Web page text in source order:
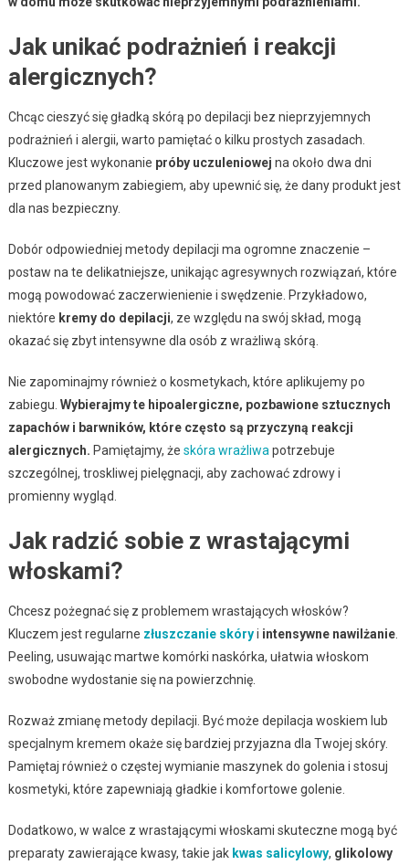
Jak unikać podrażnień i reakcji
alergicznych?
Chcąc cieszyć się gładką skórą po depilacji bez nieprzyjemnych
podrażnień i alergii, warto pamiętać o kilku prostych zasadach.
Kluczowe jest wykonanie próby uczuleniowej na około dwa dni
przed planowanym zabiegiem, aby upewnić się, że dany produkt jest
dla nas bezpieczny.
Dobór odpowiedniej metody depilacji ma ogromne znaczenie –
postaw na te delikatniejsze, unikając agresywnych rozwiązań, które
mogą powodować zaczerwienienie i swędzenie. Przykładowo,
niektóre kremy do depilacji, ze względu na swój skład, mogą
okazać się zbyt intensywne dla osób z wrażliwą skórą.
Nie zapominajmy również o kosmetykach, które aplikujemy po
zabiegu. Wybierajmy te hipoalergiczne, pozbawione sztucznych
zapachów i barwników, które często są przyczyną reakcji
alergicznych. Pamiętajmy, że skóra wrażliwa potrzebuje
szczególnej, troskliwej pielęgnacji, aby zachować zdrowy i
promienny wygląd.
Jak radzić sobie z wrastającymi
włoskami?
Chcesz pożegnać się z problemem wrastających włosków?
Kluczem jest regularne złuszczanie skóryi intensywne nawilżanie.
Peeling, usuwając martwe komórki naskórka, ułatwia włoskom
swobodne wydostanie się na powierzchnię.
Rozważ zmianę metody depilacji. Być może depilacja woskiem lub
specjalnym kremem okaże się bardziej przyjazna dla Twojej skóry.
Pamiętaj również o częstej wymianie maszynek do golenia i stosuj
kosmetyki, które zapewniają gładkie i komfortowe golenie.
Dodatkowo, w walce z wrastającymi włoskami skuteczne mogą być
preparaty zawierające kwasy, takie jak kwas salicylowy, glikolowy